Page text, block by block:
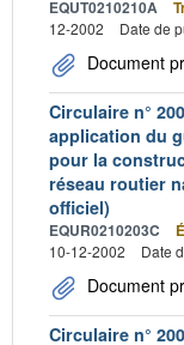
EQUT0210210A
12-2002
Date de
Document
Circulaire n°
application du
pour la
réseau routier
officiel)
EQUR0210203C
10-12-2002
Date
Document
Circulaire n°